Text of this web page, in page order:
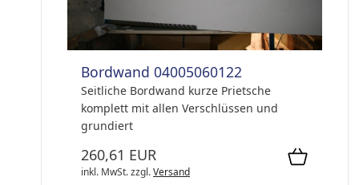
Bordwand 04005060122
Seitliche Bordwand kurze Prietsche
komplett mit allen Verschlüssen und
grundiert
260,61 EUR
inkl. MwSt.zzgl.Versand